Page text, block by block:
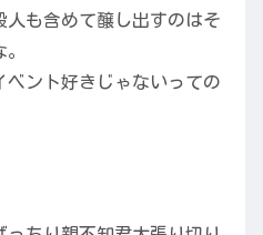
人も含めて醸し出すのはそ
ベント好きじゃないっての